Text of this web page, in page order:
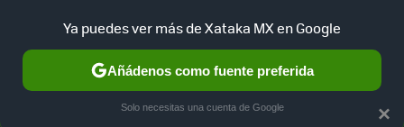
SELECCIÓN GAMING HOME AUTO TERRITORIO
×
Ya puedes ver más de Xataka MX en Google
Añádenos como fuente preferida
Solo necesitas una cuenta de Google